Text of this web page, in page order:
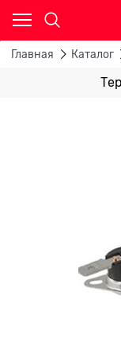
Главная Каталог